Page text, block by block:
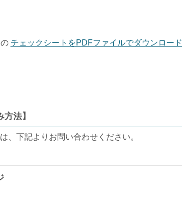
チェックシートをPDFファイルでダウンロード
法】
、下記よりお問い合わせください。